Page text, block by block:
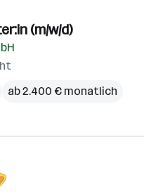
(m/w/d)
ab 2.400 € monatlich